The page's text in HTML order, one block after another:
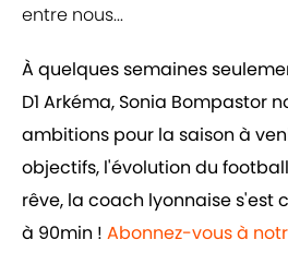
entre nous...
À quelques semaines
D1 Arkéma, Sonia Bompastor
ambitions pour la saison à
objectifs, l'évolution du
rêve, la coach lyonnaise s'est
à 90min ! Abonnez-vous à